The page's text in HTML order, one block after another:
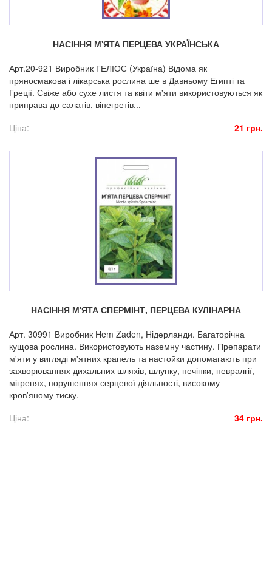
НАСІННЯ М'ЯТА ПЕРЦЕВА УКРАЇНСЬКА
Арт.20-921 Виробник ГЕЛІОС (Україна) Відома як
пряносмакова і лікарська рослина ше в Давньому Египті та
Греції. Свіже або сухе листя та квіти м'яти використовуються як
приправа до салатів, вінегретів...
Ціна:
21 грн.
НАСІННЯ М'ЯТА СПЕРМІНТ, ПЕРЦЕВА КУЛІНАРНА
Арт. 30991 Виробник Hem Zaden, Нідерланди. Багаторічна
кущова рослина. Використовують наземну частину. Препарати
м'яти у вигляді м'ятних крапель та настойки допомагають при
захворюваннях дихальних шляхів, шлунку, печінки, невралгії,
мігренях, порушеннях серцевої діяльності, високому
кров'яному тиску.
Ціна:
34 грн.